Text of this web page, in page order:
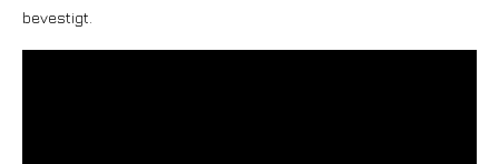
bevestigt.